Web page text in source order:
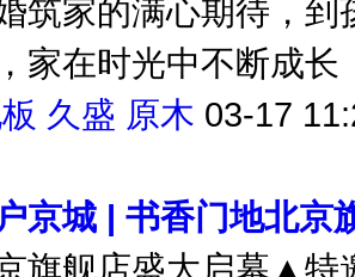
筑家的满心期待，
家在时光中不断成
板 久盛 原木
京城 | 书香门地北京